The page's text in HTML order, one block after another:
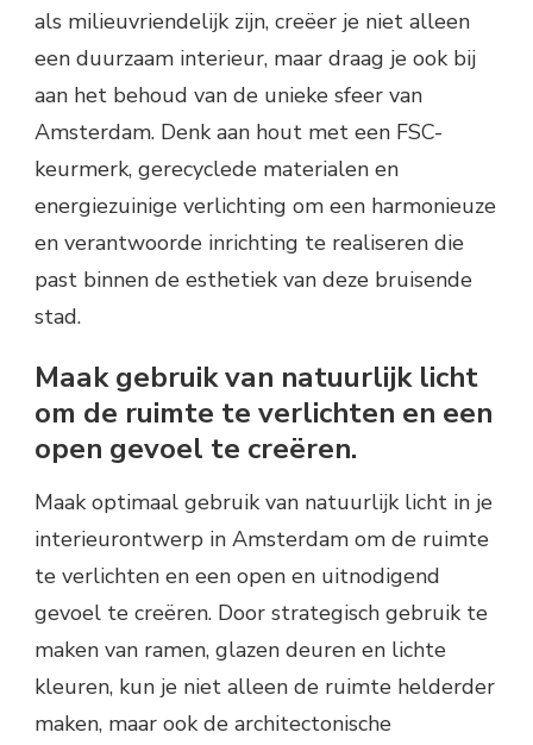
als milieuvriendelijk zijn, creëer je niet alleen
een duurzaam interieur, maar draag je ook bij
aan het behoud van de unieke sfeer van
Amsterdam. Denk aan hout met een FSC-
keurmerk, gerecyclede materialen en
energiezuinige verlichting om een harmonieuze
en verantwoorde inrichting te realiseren die
past binnen de esthetiek van deze bruisende
stad.
Maak gebruik van natuurlijk licht
om de ruimte te verlichten en een
open gevoel te creëren.
Maak optimaal gebruik van natuurlijk licht in je
interieurontwerp in Amsterdam om de ruimte
te verlichten en een open en uitnodigend
gevoel te creëren. Door strategisch gebruik te
maken van ramen, glazen deuren en lichte
kleuren, kun je niet alleen de ruimte helderder
maken, maar ook de architectonische